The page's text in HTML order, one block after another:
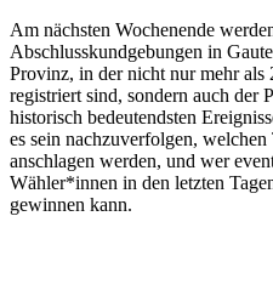
Am nächsten Wochenende
Abschlusskundgebungen in
Provinz, in der nicht nur mehr
registriert sind, sondern auch der
historisch bedeutendsten
es sein nachzuverfolgen,
anschlagen werden, und wer
Wähler*innen in den letzten
gewinnen kann.